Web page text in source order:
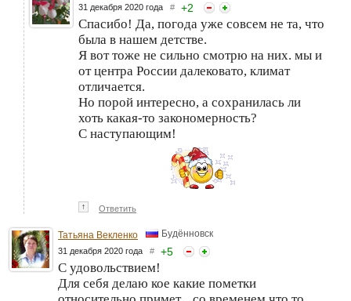
31 декабря 2020 года # +2
Спасибо! Да, погода уже совсем не та, что
была в нашем детстве.
Я вот тоже не сильно смотрю на них. мы и
от центра России далековато, климат
отличается.
Но порой интересно, а сохранилась ли
хоть какая-то закономерность?
С наступающим!
↑ Ответить
Татьяна Векленко Будённовск
31 декабря 2020 года # +5
С удовольствием!
Для себя делаю кое какие пометки